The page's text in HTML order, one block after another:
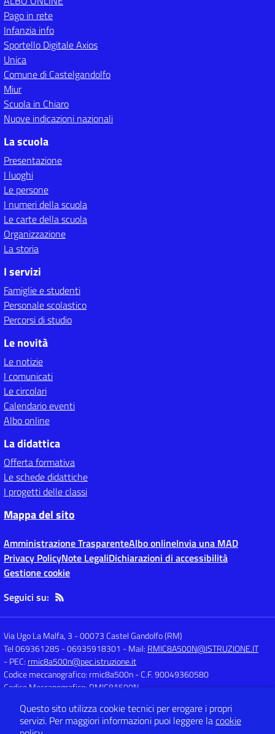
Pago in rete
Infanzia info
Sportello Digitale Axios
Unica
Comune di Castelgandolfo
Miur
Scuola in Chiaro
Nuove indicazioni nazionali
La scuola
Presentazione
I luoghi
Le persone
I numeri della scuola
Le carte della scuola
Organizzazione
La storia
I servizi
Famiglie e studenti
Personale scolastico
Percorsi di studio
Le novità
Le notizie
I comunicati
Le circolari
Calendario eventi
Albo online
La didattica
Offerta formativa
Le schede didattiche
I progetti delle classi
Mappa del sito
Amministrazione TrasparenteAlbo onlineInvia una MAD
Privacy PolicyNote LegaliDichiarazioni di accessibilità
Gestione cookie
Seguici su:
Via Ugo La Malfa, 3 -00073 Castel Gandolfo (RM)
Tel 069361285 - 06935918301 - Mail: RMIC8A500N@ISTRUZIONE.IT
- PEC: rmic8a500n@pec.istruzione.it
Codice meccanografico: rmic8a500n- C.F. 90049360580
Codice Meccanografico: RMIC8A500N
Concept & Design by
Designers Italia
Questo sito utilizza cookie tecnici per erogare i propri
servizi. Per maggiori informazioni puoi leggere lacookie